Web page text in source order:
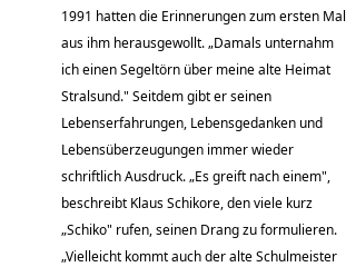
1991 hatten die Erinnerungen zum ersten Mal
aus ihm herausgewollt. „Damals unternahm
ich einen Segeltörn über meine alte Heimat
Stralsund." Seitdem gibt er seinen
Lebenserfahrungen, Lebensgedanken und
Lebensüberzeugungen immer wieder
schriftlich Ausdruck. „Es greift nach einem",
beschreibt Klaus Schikore, den viele kurz
„Schiko" rufen, seinen Drang zu formulieren.
„Vielleicht kommt auch der alte Schulmeister